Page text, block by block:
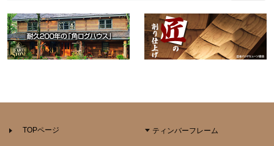
TOPページ ティンバーフレーム